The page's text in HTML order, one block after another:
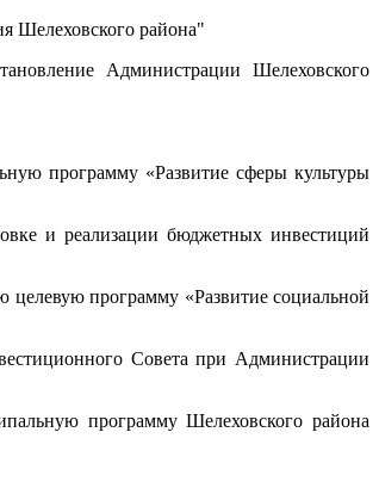
Шелеховского района"
Администрации Шелеховского
программу «Развитие сферы культуры
и реализации бюджетных инвестиций
программу «Развитие социальной
Совета при Администрации
программу Шелеховского района